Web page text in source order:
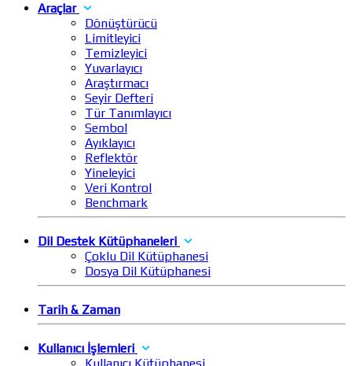
Araçlar
Dönüştürücü
Limitleyici
Temizleyici
Yuvarlayıcı
Araştırmacı
Seyir Defteri
Tür Tanımlayıcı
Sembol
Ayıklayıcı
Reflektör
Yineleyici
Veri Kontrol
Benchmark
Dil Destek Kütüphaneleri
Çoklu Dil Kütüphanesi
Dosya Dil Kütüphanesi
Tarih & Zaman
Kullanıcı İşlemleri